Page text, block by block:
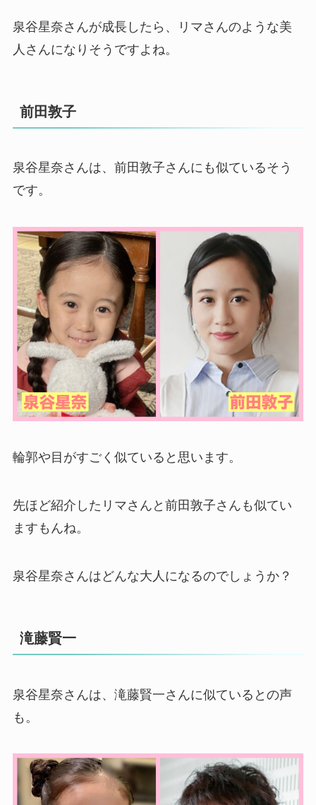
泉谷星奈さんが成長したら、リマさんのような美
人さんになりそうですよね。
前田敦子
泉谷星奈さんは、前田敦子さんにも似ているそう
です。
輪郭や目がすごく似ていると思います。
先ほど紹介したリマさんと前田敦子さんも似てい
ますもんね。
泉谷星奈さんはどんな大人になるのでしょうか？
滝藤賢一
泉谷星奈さんは、滝藤賢一さんに似ているとの声
も。